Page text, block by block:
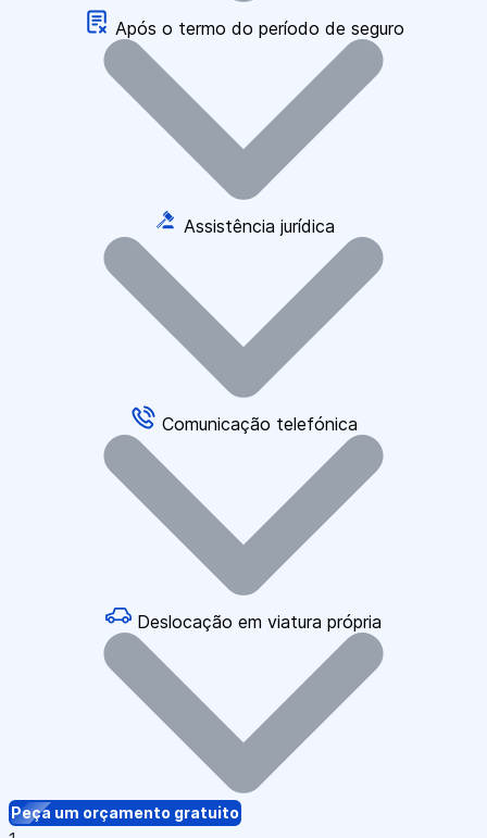
Após o termo do período de seguro
Assistência jurídica
Comunicação telefónica
Deslocação em viatura própria
Peça um orçamento gratuito